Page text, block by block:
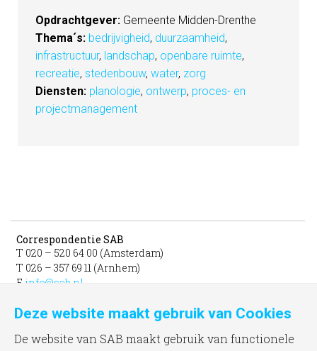
Opdrachtgever: Gemeente Midden-Drenthe
Thema´s: bedrijvigheid, duurzaamheid,
infrastructuur, landschap, openbare ruimte,
recreatie, stedenbouw, water, zorg
Diensten: planologie, ontwerp, proces- en
projectmanagement
Correspondentie SAB
T 020 – 520 64 00 (Amsterdam)
T 026 – 357 69 11 (Arnhem)
E info@sab.nl
Bezoekadres Amsterdam
gevestigd in het INIT
Deze website maakt gebruik van Cookies
De website van SAB maakt gebruik van functionele